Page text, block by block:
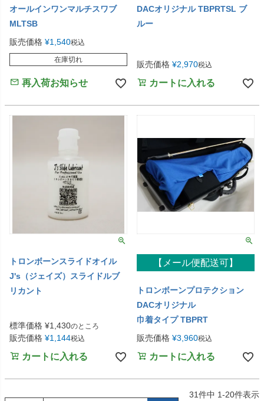
オールインワンマルチスワブ
MLTSB
販売価格 ¥1,540税込
在庫切れ
再入荷お知らせ
DACオリジナル TBPRTSL ブ
ルー
販売価格 ¥2,970税込
カートに入れる
トロンボーンスライドオイル
J's（ジェイズ）スライドルブ
リカント
標準価格 ¥1,430のところ
販売価格 ¥1,144税込
カートに入れる
【メール便配送可】
トロンボーンプロテクション
DACオリジナル
巾着タイプ TBPRT
販売価格 ¥3,960税込
カートに入れる
31件中 1-20件表示